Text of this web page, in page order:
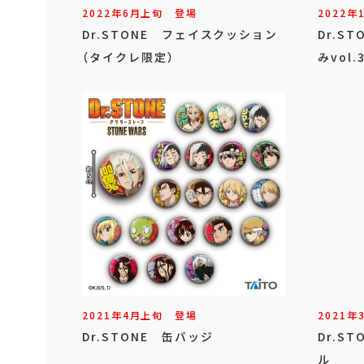
2022年6月上旬 登場
Dr.STONE フェイスクッション
（タイクレ限定）
2022年
み
2021年4月上旬 登場
Dr.STONE 缶バッジ
2021年
ル